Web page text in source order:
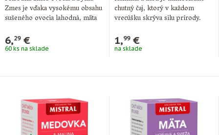
Zmes je vďaka vysokému obsahu
sušeného ovocia lahodná, mäta
6,29€
60 ks na sklade
chutný čaj, ktorý v každom
vrecúšku skrýva silu prírody.
1,99€
na sklade